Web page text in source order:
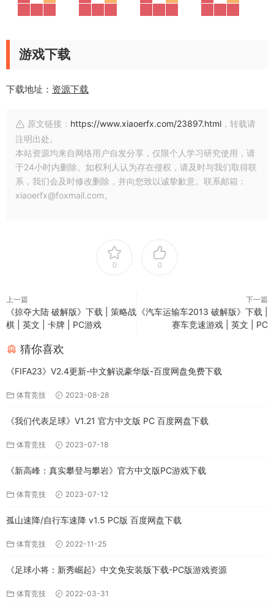
游戏下载
下载地址： 资源下载
原文链接： https://www.xiaoerfx.com/23897.html ，转载请
注明出处。
本站资源均来自网络用户自发分享，仅限个人学习研究使用，请
于24小时内删除。如权利人认为存在侵权，请及时与我们取得联
系，我们会及时修改删除，并向您致以诚挚歉意。联系邮箱：
xiaoerfx@foxmail.com。
0 0
上一篇
《掠夺大陆 破解版》下载 | 策略战
棋 | 英文 | 卡牌 | PC游戏
下一篇
《汽车运输车2013 破解版》下载 |
赛车竞速游戏 | 英文 | PC
猜你喜欢
《FIFA23》V2.4更新-中文解说豪华版-百度网盘免费下载
体育竞技 2023-08-28
《我们代表足球》V1.21 官方中文版 PC 百度网盘下载
体育竞技 2023-07-18
《新高峰：真实攀登与攀岩》官方中文版PC游戏下载
体育竞技 2023-07-12
孤山速降/自行车速降 v1.5 PC版 百度网盘下载
体育竞技 2022-11-25
《足球小将：新秀崛起》中文免安装版下载-PC版游戏资源
体育竞技 2022-03-31